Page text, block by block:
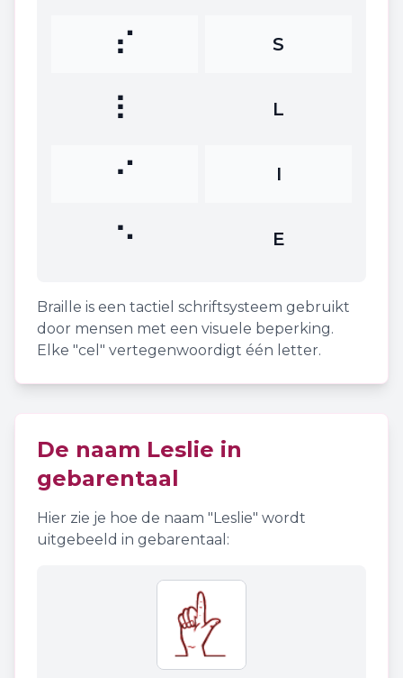
⠎ S
⠇ L
⠊ I
⠑ E
Braille is een tactiel schriftsysteem gebruikt
door mensen met een visuele beperking.
Elke "cel" vertegenwoordigt één letter.
De naam Leslie in
gebarentaal
Hier zie je hoe de naam "Leslie" wordt
uitgebeeld in gebarentaal: